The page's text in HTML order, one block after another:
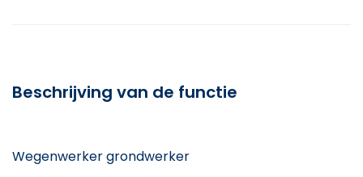
Beschrijving van de functie
Wegenwerker grondwerker